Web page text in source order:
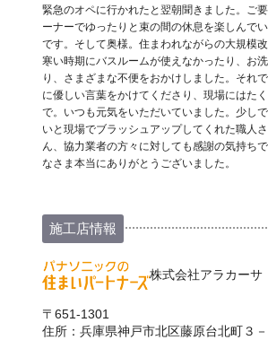
緊急のオペに行かれたと翌朝聞きました。ご
ーナーでゆったりと束の間の休息を楽しんで
です。そして奥様。住まわれながらの大規模改
寒い時期にバスルームが使えなかったり、お
り、さまざまな不便をおかけしました。それ
に優しい言葉をかけてくださり、現場にはた
で。いつも元気をいただいていました。少し
いと現場でブラッシュアップしてくれた職人
ん、協力業者の方々に対しても感謝の気持ち
なさま本当にありがとうございました。
施工店情報
株式会社アラカーサ
〒651-1301
住所：兵庫県神戸市北区藤原台北町３